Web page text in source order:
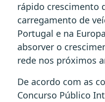
rápido crescimento
carregamento de
Portugal e na
absorver o
rede nos próximos
De acordo com as
Concurso Público